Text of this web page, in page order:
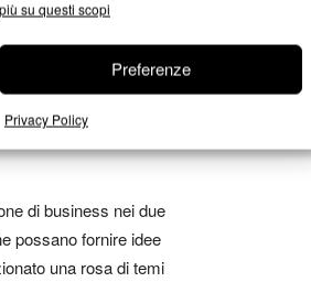
su questi scopi
Preferenze
Privacy Policy
oltre l’AIE,
e FEP, le federazioni
continentale
del mondo (la
di business nei due
possano fornire idee
una rosa di temi